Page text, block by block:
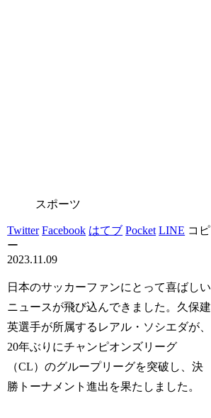
スポーツ
Twitter Facebook はてブ Pocket LINE コピ
ー
2023.11.09
日本のサッカーファンにとって喜ばしい
ニュースが飛び込んできました。久保建
英選手が所属するレアル・ソシエダが、
20年ぶりにチャンピオンズリーグ
（CL）のグループリーグを突破し、決
勝トーナメント進出を果たしました。